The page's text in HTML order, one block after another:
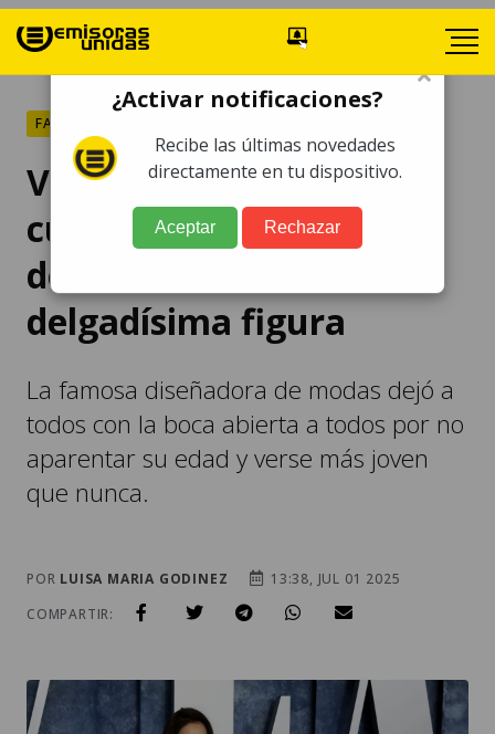
FARÁNDULA
Vera Wang celebra su 76
cumpleaños con un look
de 20 años luciendo su
delgadísima figura
La famosa diseñadora de modas dejó a
todos con la boca abierta a todos por no
aparentar su edad y verse más joven
que nunca.
POR LUISA MARIA GODINEZ
13:38, JUL 01 2025
COMPARTIR:
×
¿Activar notificaciones?
Recibe las últimas novedades
directamente en tu dispositivo.
Aceptar Rechazar